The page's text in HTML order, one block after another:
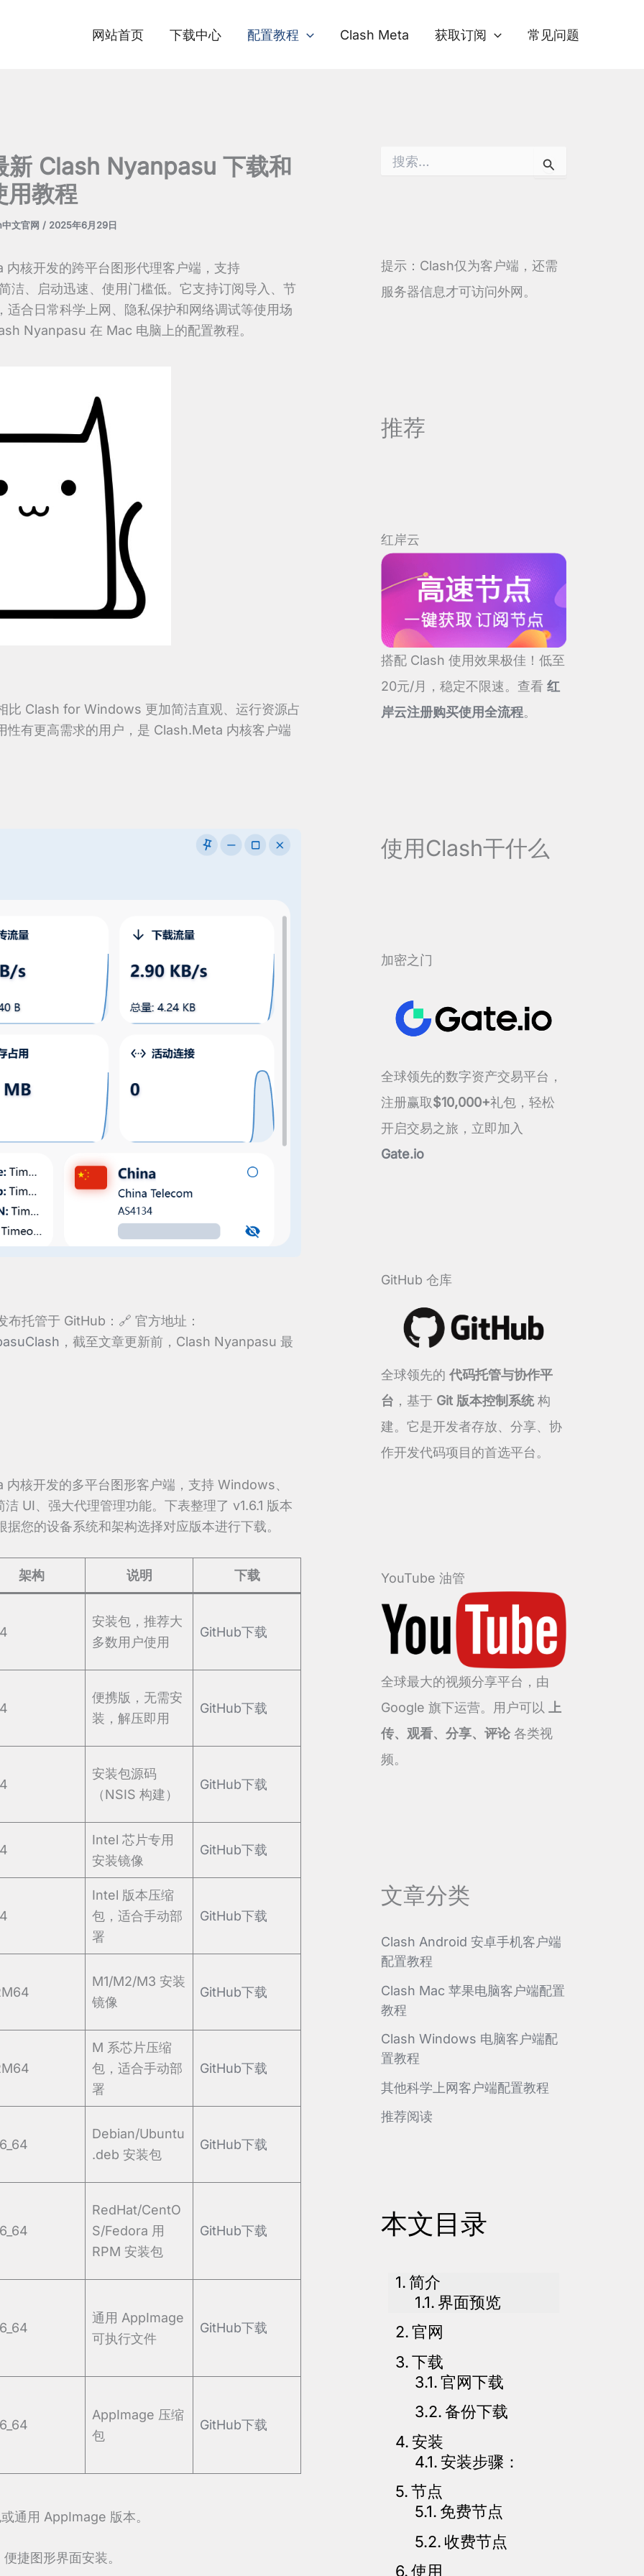
网站首页 下载中心 配置教程 Clash Meta 获取订阅 常见问题
Clash Nyanpasu 下载和
用教程
文官网 / 2025年6月29日
核开发的跨平台图形代理客户端，支持
、启动迅速、使用门槛低。它支持订阅导入、节
合日常科学上网、隐私保护和网络调试等使用场
Nyanpasu 在 Mac 电脑上的配置教程。
比 Clash for Windows 更加简洁直观、运行资源占
性有更高需求的用户，是 Clash.Meta 内核客户端
托管于 GitHub：🔗 官方地址：
，截至文章更新前，Clash Nyanpasu 最
核开发的多平台图形客户端，支持 Windows、
UI、强大代理管理功能。下表整理了 v1.6.1 版本
您的设备系统和架构选择对应版本进行下载。
架构 说明 下载
安装包，推荐大
多数用户使用
GitHub下载
便携版，无需安
装，解压即用
GitHub下载
安装包源码
（NSIS 构建）
GitHub下载
Intel 芯片专用
安装镜像
GitHub下载
Intel 版本压缩
包，适合手动部
署
GitHub下载
M1/M2/M3 安装
镜像
GitHub下载
M 系芯片压缩
包，适合手动部
署
GitHub下载
Debian/Ubuntu
.deb 安装包
GitHub下载
RedHat/CentO
S/Fedora 用
RPM 安装包
GitHub下载
通用 AppImage
可执行文件
GitHub下载
AppImage 压缩
包
GitHub下载
通用 AppImage 版本。
便捷图形界面安装。
提示：Clash仅为客户端，还需
服务器信息才可访问外网。
推荐
红岸云
搭配 Clash 使用效果极佳！低至
20元/月，稳定不限速。查看 红
岸云注册购买使用全流程。
使用Clash干什么
加密之门
全球领先的数字资产交易平台，
注册赢取$10,000+礼包，轻松
开启交易之旅，立即加入
Gate.io
GitHub 仓库
全球领先的 代码托管与协作平
台 ，基于 Git 版本控制系统构
建。它是开发者存放、分享、协
作开发代码项目的首选平台。
YouTube 油管
全球最大的视频分享平台，由
Google 旗下运营。用户可以 上
传、观看、分享、评论各类视
频。
文章分类
Clash Android 安卓手机客户端
配置教程
Clash Mac 苹果电脑客户端配置
教程
Clash Windows 电脑客户端配
置教程
其他科学上网客户端配置教程
推荐阅读
本文目录
简介
界面预览
官网
下载
官网下载
备份下载
安装
安装步骤：
节点
免费节点
收费节点
使用